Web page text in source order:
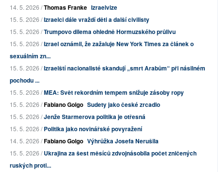
14. 5. 2026 /Thomas Franke Izraelvize
15. 5. 2026 /Izraelci dále vraždí děti a další civilisty
15. 5. 2026 /Trumpovo dilema ohledně Hormuzského průlivu
15. 5. 2026 /Izrael oznámil, že zažaluje New York Times za článek o
sexuálním zn...
15. 5. 2026 /Izraelští nacionalisté skandují „smrt Arabům“ při násilném
pochodu ...
15. 5. 2026 /MEA: Svět rekordním tempem snižuje zásoby ropy
15. 5. 2026 /Fabiano Golgo Sudety jako české zrcadlo
15. 5. 2026 /Jenže Starmerova politika je otřesná
15. 5. 2026 /Politika jako novinářské povyražení
14. 5. 2026 /Fabiano Golgo Výhrůžka Josefa Nerušila
15. 5. 2026 /Ukrajina za šest měsíců zdvojnásobila počet zničených
ruských proti...